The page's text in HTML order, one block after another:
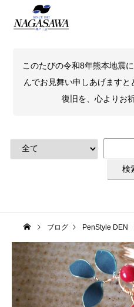
このたびの令和8年熊本地震
んでお見舞い申しあげます
復旧を、心よりお
ブログ PenStyle DEN